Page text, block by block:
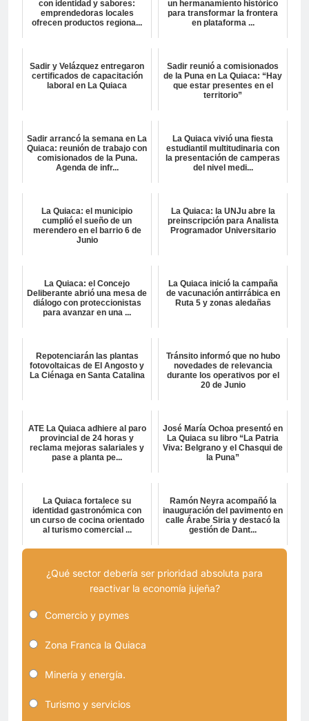
con identidad y sabores:
emprendedoras locales
ofrecen productos regiona...
un hermanamiento histórico
para transformar la frontera
en plataforma ...
Sadir y Velázquez entregaron
certificados de capacitación
laboral en La Quiaca
Sadir reunió a comisionados
de la Puna en La Quiaca: “Hay
que estar presentes en el
territorio”
Sadir arrancó la semana en La
Quiaca: reunión de trabajo con
comisionados de la Puna.
Agenda de infr...
La Quiaca vivió una fiesta
estudiantil multitudinaria con
la presentación de camperas
del nivel medi...
La Quiaca: el municipio
cumplió el sueño de un
merendero en el barrio 6 de
Junio
La Quiaca: la UNJu abre la
preinscripción para Analista
Programador Universitario
La Quiaca: el Concejo
Deliberante abrió una mesa de
diálogo con proteccionistas
para avanzar en una ...
La Quiaca inició la campaña
de vacunación antirrábica en
Ruta 5 y zonas aledañas
Repotenciarán las plantas
fotovoltaicas de El Angosto y
La Ciénaga en Santa Catalina
Tránsito informó que no hubo
novedades de relevancia
durante los operativos por el
20 de Junio
ATE La Quiaca adhiere al paro
provincial de 24 horas y
reclama mejoras salariales y
pase a planta pe...
José María Ochoa presentó en
La Quiaca su libro “La Patria
Viva: Belgrano y el Chasqui de
la Puna”
La Quiaca fortalece su
identidad gastronómica con
un curso de cocina orientado
al turismo comercial ...
Ramón Neyra acompañó la
inauguración del pavimento en
calle Árabe Siria y destacó la
gestión de Dant...
¿Qué sector debería ser prioridad absoluta para
reactivar la economía jujeña?
Comercio y pymes
Zona Franca la Quiaca
Minería y energía.
Turismo y servicios